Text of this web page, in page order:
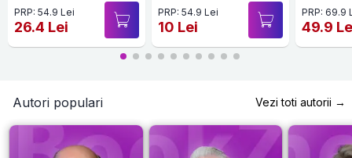
PRP: 54.9 Lei
26.4 Lei
PRP: 54.9 Lei
10 Lei
PRP: 69.9
49.9
Autori populari Vezi toti autorii →